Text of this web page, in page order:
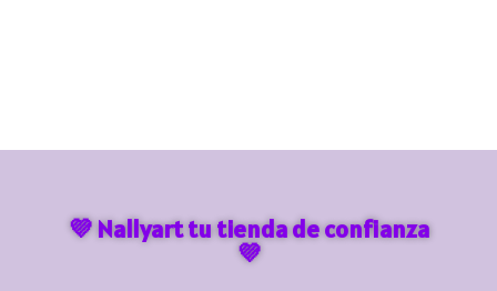
💜 Nallyart tu tienda de confianza
💜